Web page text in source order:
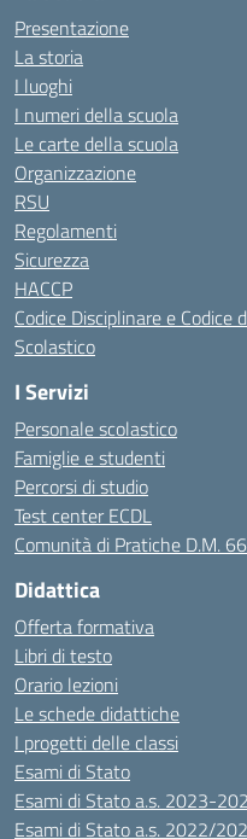
Presentazione
La storia
I luoghi
I numeri della scuola
Le carte della scuola
Organizzazione
RSU
Regolamenti
Sicurezza
HACCP
Codice Disciplinare e
Scolastico
I Servizi
Personale scolastico
Famiglie e studenti
Percorsi di studio
Test center ECDL
Comunità di Pratiche D.M.
Didattica
Offerta formativa
Libri di testo
Orario lezioni
Le schede didattiche
I progetti delle classi
Esami di Stato
Esami di Stato a.s. 2023-
Esami di Stato a.s. 2022/